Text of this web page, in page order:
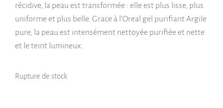
récidive, la peau est transformée : elle est plus lisse, plus
uniforme et plus belle. Grace à l’Oreal gel purifiant Argile
pure, la peau est intensément nettoyée purifiée et nette
et le teint lumineux.
Rupture de stock